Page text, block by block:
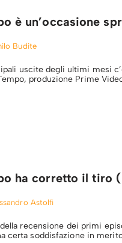
è un’occasione
Budite
uscite degli ultimi mesi
produzione Prime
ha corretto il tiro
Astolfi
recensione dei primi
certa soddisfazione in